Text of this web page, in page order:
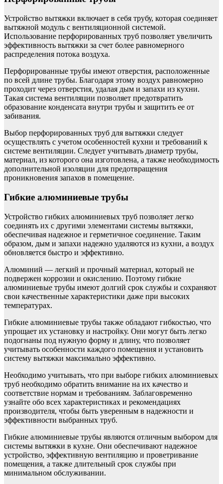
Устройство вытяжки включает в себя трубу, которая соединяет
вытяжной модуль с вентиляционной системой.
Использование перфорированных труб позволяет увеличить
эффективность вытяжки за счет более равномерного
распределения потока воздуха.
Перфорированные трубы имеют отверстия, расположенные
по всей длине трубы. Благодаря этому воздух равномерно
проходит через отверстия, удалая дым и запахи из кухни.
Такая система вентиляции позволяет предотвратить
образование конденсата внутри трубы и защитить ее от
забивания.
Выбор перфорированных труб для вытяжки следует
осуществлять с учетом особенностей кухни и требований к
системе вентиляции. Следует учитывать диаметр трубы,
материал, из которого она изготовлена, а также необходимость
дополнительной изоляции для предотвращения
проникновения запахов в помещение.
Гибкие алюминиевые трубы
Устройство гибких алюминиевых труб позволяет легко
соединять их с другими элементами системы вытяжки,
обеспечивая надежное и герметичное соединение. Таким
образом, дым и запахи надежно удаляются из кухни, а воздух
обновляется быстро и эффективно.
Алюминий — легкий и прочный материал, который не
подвержен коррозии и окислению. Поэтому гибкие
алюминиевые трубы имеют долгий срок службы и сохраняют
свои качественные характеристики даже при высоких
температурах.
Гибкие алюминиевые трубы также обладают гибкостью, что
упрощает их установку и настройку. Они могут быть легко
подогнаны под нужную форму и длину, что позволяет
учитывать особенности каждого помещения и установить
систему вытяжки максимально эффективно.
Необходимо учитывать, что при выборе гибких алюминиевых
труб необходимо обратить внимание на их качество и
соответствие нормам и требованиям. Заблаговременно
узнайте обо всех характеристиках и рекомендациях
производителя, чтобы быть уверенным в надежности и
эффективности выбранных труб.
Гибкие алюминиевые трубы являются отличным выбором для
системы вытяжки в кухне. Они обеспечивают надежное
устройство, эффективную вентиляцию и проветривание
помещения, а также длительный срок службы при
минимальном обслуживании.